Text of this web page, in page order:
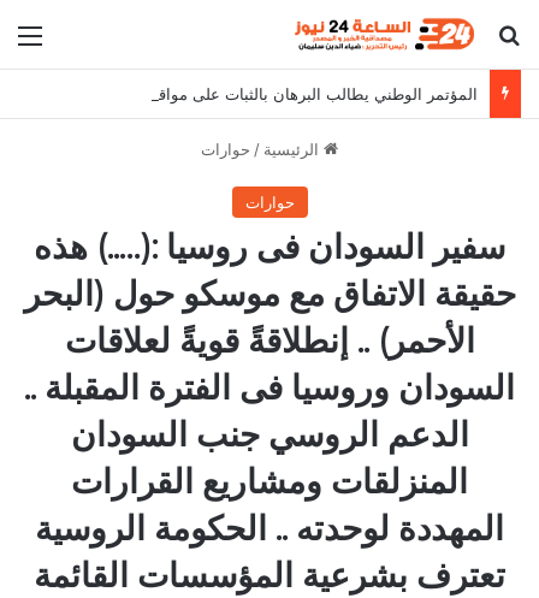
بحث عن
المؤتمر الوطني يطالب البرهان بالثبات على مواقفه
الرئيسية / حوارات
حوارات
سفير السودان فى روسيا :(…..) هذه
حقيقة الاتفاق مع موسكو حول (البحر
الأحمر) .. إنطلاقةً قويةً لعلاقات
السودان وروسيا فى الفترة المقبلة ..
الدعم الروسي جنب السودان
المنزلقات ومشاريع القرارات
المهددة لوحدته .. الحكومة الروسية
تعترف بشرعية المؤسسات القائمة